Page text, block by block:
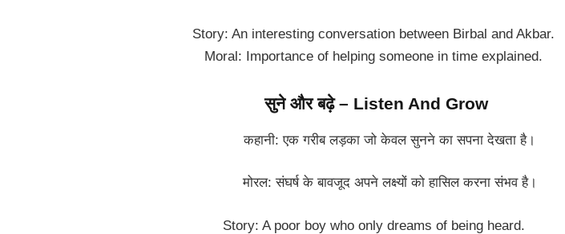
Story: An interesting conversation between Birbal and Akbar.
Moral: Importance of helping someone in time explained.
सुने और बढ़े – Listen And Grow
कहानी: एक गरीब लड़का जो केवल सुनने का सपना देखता है।
मोरल: संघर्ष के बावजूद अपने लक्ष्यों को हासिल करना संभव है।
Story: A poor boy who only dreams of being heard.